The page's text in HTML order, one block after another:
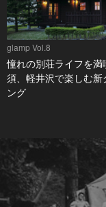
glamp Vol.8
憧れの別荘ライフを満
須、軽井沢で楽しむ新
ング